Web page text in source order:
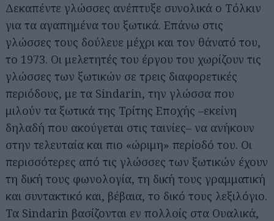
Δεκαπέντε γλώσσες ανέπτυξε συνολικά ο Τόλκιν
για τα αγαπημένα του ξωτικά. Επάνω στις
γλώσσες τους δούλευε μέχρι και τον θάνατό του,
το 1973. Οι μελετητές του έργου του χωρίζουν τις
γλώσσες των ξωτικών σε τρεις διαφορετικές
περιόδους, με τα Sindarin, την γλώσσα που
μιλούν τα ξωτικά της Τρίτης Εποχής –εκείνη
δηλαδή που ακούγεται στις ταινίες– να ανήκουν
στην τελευταία και πιο «ώριμη» περίοδό του. Οι
περισσότερες από τις γλώσσες των ξωτικών έχουν
τη δική τους φωνολογία, τη δική τους γραμματική
και συντακτικό και, βέβαια, το δικό τους λεξιλόγιο.
Τα Sindarin βασίζονται εν πολλοίς στα Ουαλικά,